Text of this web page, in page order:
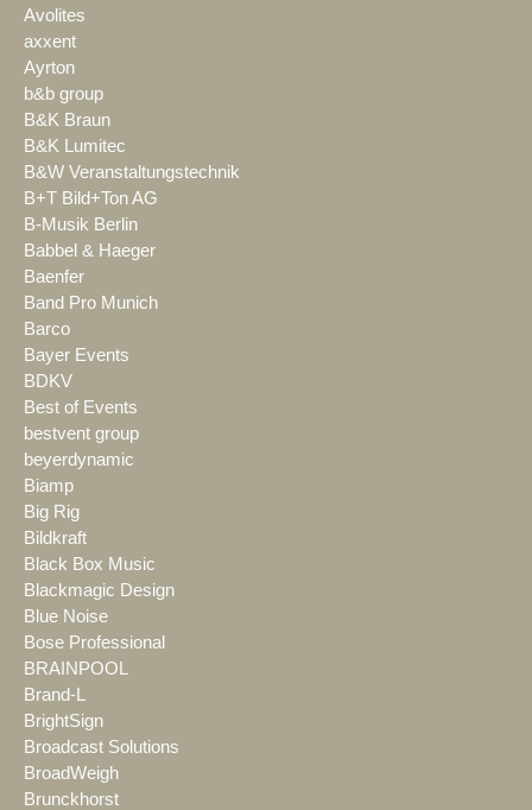
Avolites
axxent
Ayrton
b&b group
B&K Braun
B&K Lumitec
B&W Veranstaltungstechnik
B+T Bild+Ton AG
B-Musik Berlin
Babbel & Haeger
Baenfer
Band Pro Munich
Barco
Bayer Events
BDKV
Best of Events
bestvent group
beyerdynamic
Biamp
Big Rig
Bildkraft
Black Box Music
Blackmagic Design
Blue Noise
Bose Professional
BRAINPOOL
Brand-L
BrightSign
Broadcast Solutions
BroadWeigh
Brunckhorst